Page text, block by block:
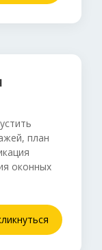
план
оконных